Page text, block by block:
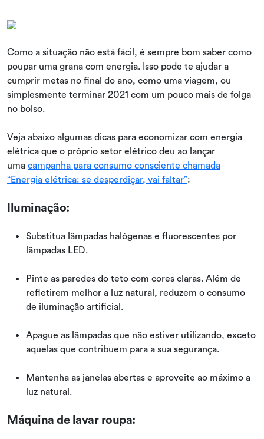
Como a situação não está fácil, é sempre bom saber como
poupar uma grana com energia. Isso pode te ajudar a
cumprir metas no final do ano, como uma viagem, ou
simplesmente terminar 2021 com um pouco mais de folga
no bolso.
Veja abaixo algumas dicas para economizar com energia
elétrica que o próprio setor elétrico deu ao lançar
uma campanha para consumo consciente chamada
“Energia elétrica: se desperdiçar, vai faltar”:
Iluminação:
Substitua lâmpadas halógenas e fluorescentes por
lâmpadas LED.
Pinte as paredes do teto com cores claras. Além de
refletirem melhor a luz natural, reduzem o consumo
de iluminação artificial.
Apague as lâmpadas que não estiver utilizando, exceto
aquelas que contribuem para a sua segurança.
Mantenha as janelas abertas e aproveite ao máximo a
luz natural.
Máquina de lavar roupa: